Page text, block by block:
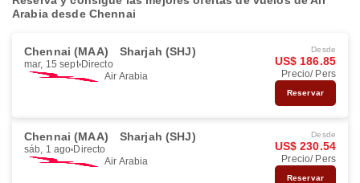
Arabia desde Chennai
Chennai (MAA) Sharjah (SHJ)
mar, 15 sept Directo
Air Arabia
Desde
US$ 186.85
Precio/ Pers
Reservar
Chennai (MAA) Sharjah (SHJ)
sáb, 1 ago Directo
Air Arabia
Desde
US$ 230.54
Precio/ Pers
Reservar